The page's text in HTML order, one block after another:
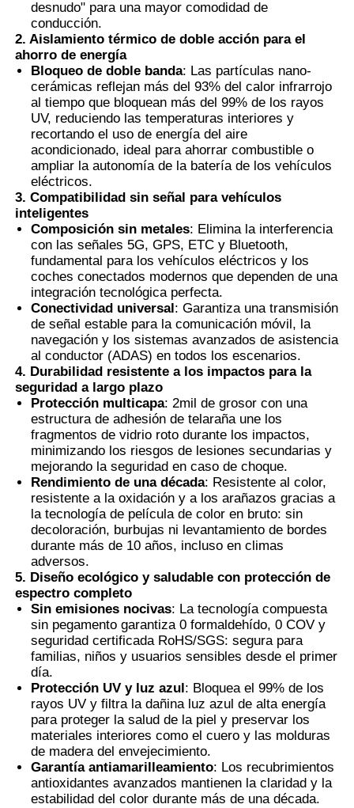
Película PVB termocromática
desnudo" para una mayor comodidad de
conducción.
2. Aislamiento térmico de doble acción para el
ahorro de energía
Bloqueo de doble banda: Las partículas nano-
cerámicas reflejan más del 93% del calor infrarrojo
al tiempo que bloquean más del 99% de los rayos
UV, reduciendo las temperaturas interiores y
recortando el uso de energía del aire
acondicionado, ideal para ahorrar combustible o
ampliar la autonomía de la batería de los vehículos
eléctricos.
3. Compatibilidad sin señal para vehículos
inteligentes
Composición sin metales: Elimina la interferencia
con las señales 5G, GPS, ETC y Bluetooth,
fundamental para los vehículos eléctricos y los
coches conectados modernos que dependen de una
integración tecnológica perfecta.
Conectividad universal: Garantiza una transmisión
de señal estable para la comunicación móvil, la
navegación y los sistemas avanzados de asistencia
al conductor (ADAS) en todos los escenarios.
4. Durabilidad resistente a los impactos para la
seguridad a largo plazo
Protección multicapa: 2mil de grosor con una
estructura de adhesión de telaraña une los
fragmentos de vidrio roto durante los impactos,
minimizando los riesgos de lesiones secundarias y
mejorando la seguridad en caso de choque.
Rendimiento de una década: Resistente al color,
resistente a la oxidación y a los arañazos gracias a
la tecnología de película de color en bruto: sin
decoloración, burbujas ni levantamiento de bordes
durante más de 10 años, incluso en climas
adversos.
5. Diseño ecológico y saludable con protección de
espectro completo
Sin emisiones nocivas: La tecnología compuesta
sin pegamento garantiza 0 formaldehído, 0 COV y
seguridad certificada RoHS/SGS: segura para
familias, niños y usuarios sensibles desde el primer
día.
Protección UV y luz azul: Bloquea el 99% de los
rayos UV y filtra la dañina luz azul de alta energía
para proteger la salud de la piel y preservar los
materiales interiores como el cuero y las molduras
de madera del envejecimiento.
Garantía antiamarilleamiento: Los recubrimientos
antioxidantes avanzados mantienen la claridad y la
estabilidad del color durante más de una década.